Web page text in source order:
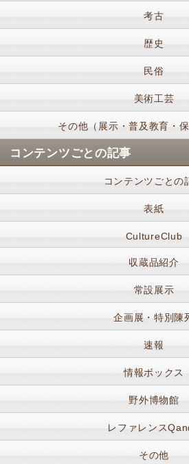
考古
歴史
民俗
美術工芸
その他（展示・普及教育・保
コンテンツごとの記事
コンテンツごとの
表紙
CultureClub
収蔵品紹介
常設展示
企画展・特別陳
速報
情報ボックス
野外博物館
レファレンス
その他